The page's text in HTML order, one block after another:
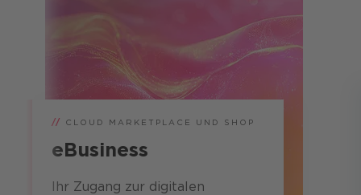
// CLOUD MARKETPLACE UND SHOP
eBusiness
Ihr Zugang zur digitalen